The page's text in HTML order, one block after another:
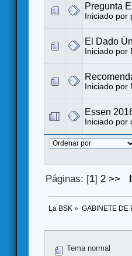
Pregunta
Iniciado por
El Dado
Iniciado por
Iniciado por
Essen
Iniciado por
Páginas: [1] 2 >>
La BSK » GABINETE DE
Tema normal